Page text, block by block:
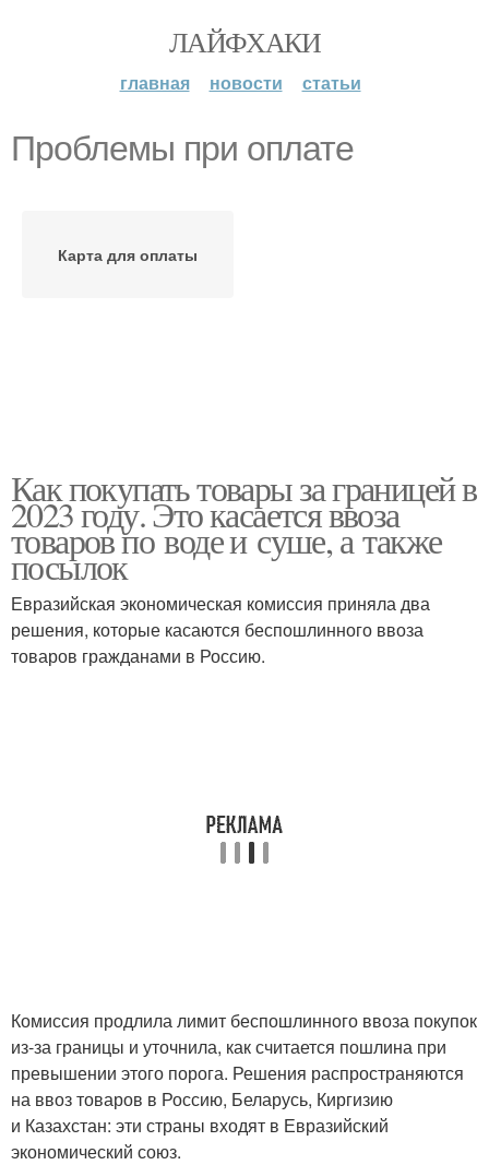
ЛАЙФХАКИ
главная новости статьи
Проблемы при оплате
Карта для оплаты
Как покупать товары за границей в
2023 году. Это касается ввоза
товаров по воде и суше, а также
посылок
Евразийская экономическая комиссия приняла два
решения, которые касаются беспошлинного ввоза
товаров гражданами в Россию.
Комиссия продлила лимит беспошлинного ввоза покупок
из-за границы и уточнила, как считается пошлина при
превышении этого порога. Решения распространяются
на ввоз товаров в Россию, Беларусь, Киргизию
и Казахстан: эти страны входят в Евразийский
экономический союз.